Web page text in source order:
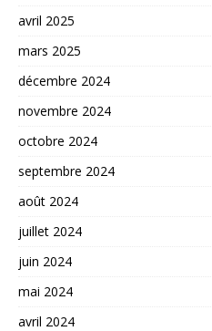
avril 2025
mars 2025
décembre 2024
novembre 2024
octobre 2024
septembre 2024
août 2024
juillet 2024
juin 2024
mai 2024
avril 2024